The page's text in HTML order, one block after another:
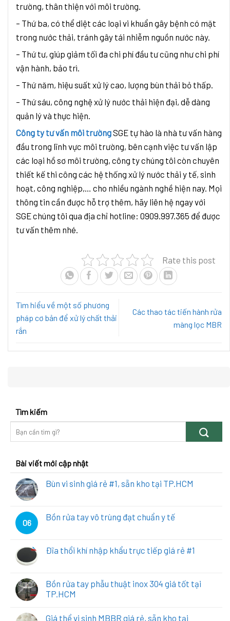
trường, thân thiện với môi trường.
– Thứ ba, có thể diệt các loại vi khuẩn gây bệnh có mặt
trong nước thải, tránh gây tái nhiễm nguồn nước này.
– Thứ tư, giúp giảm tối đa chi phí đầu tư cũng như chi phí
vận hành, bảo trì.
– Thứ năm, hiệu suất xử lý cao, lượng bùn thải bỏ thấp.
– Thứ sáu, công nghệ xử lý nước thải hiện đại, dễ dàng
quản lý và thực hiện.
Công ty tư vấn môi trườngSGE tự hào là nhà tư vấn hàng
đầu trong lĩnh vực môi trường, bên cạnh việc tư vấn lập
các loại hồ sơ môi trường, công ty chúng tôi còn chuyên
thiết kế thi công các hệ thống xử lý nước thải y tế, sinh
hoạt, công nghiệp,… cho nhiều ngành nghề hiện nay. Mọi
thông tin cần được hỗ trợ thêm, hãy liên hệ ngay với
SGE chúng tôi qua địa chỉ hotline: 0909.997.365 để được
tư vấn thêm nhé.
Rate this post
Tìm hiểu về một số phương
pháp cơ bản để xử lý chất thải
rắn
Các thao tác tiến hành rửa
màng lọc MBR
Tìm kiếm
Bài viết mới cập nhật
Bùn vi sinh giá rẻ #1, sẵn kho tại TP.HCM
06
Bồn rửa tay vô trùng đạt chuẩn y tế
Đĩa thổi khí nhập khẩu trực tiếp giá rẻ #1
Bồn rửa tay phẫu thuật inox 304 giá tốt tại
TP.HCM
Giá thể vi sinh MBBR giá rẻ, sẵn kho tại